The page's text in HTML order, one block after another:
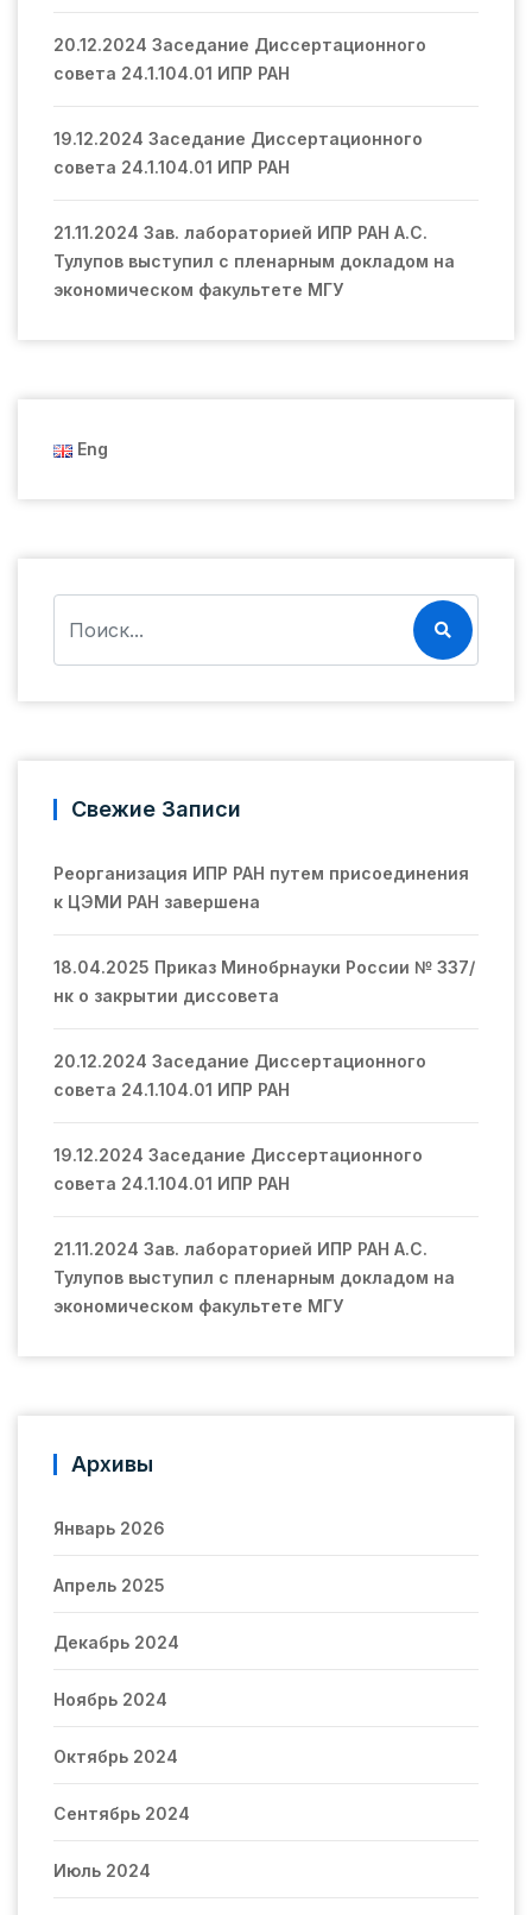
20.12.2024 Заседание Диссертационного
совета 24.1.104.01 ИПР РАН
19.12.2024 Заседание Диссертационного
совета 24.1.104.01 ИПР РАН
21.11.2024 Зав. лабораторией ИПР РАН А.С.
Тулупов выступил с пленарным докладом на
экономическом факультете МГУ
Eng
Свежие Записи
Реорганизация ИПР РАН путем присоединения
к ЦЭМИ РАН завершена
18.04.2025 Приказ Минобрнауки России № 337/
нк о закрытии диссовета
20.12.2024 Заседание Диссертационного
совета 24.1.104.01 ИПР РАН
19.12.2024 Заседание Диссертационного
совета 24.1.104.01 ИПР РАН
21.11.2024 Зав. лабораторией ИПР РАН А.С.
Тулупов выступил с пленарным докладом на
экономическом факультете МГУ
Архивы
Январь 2026
Апрель 2025
Декабрь 2024
Ноябрь 2024
Октябрь 2024
Сентябрь 2024
Июль 2024